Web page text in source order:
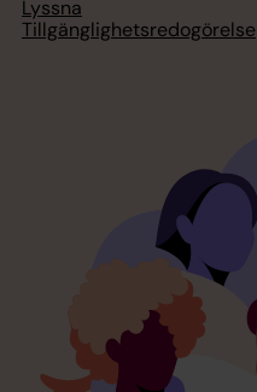
Lyssna
Tillgänglighetsredogörelse